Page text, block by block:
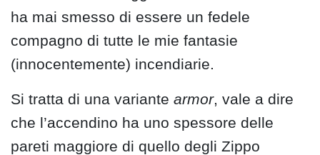
ha mai smesso di essere un fedele
compagno di tutte le mie fantasie
(innocentemente) incendiarie.
Si tratta di una variante armor, vale a dire
che l’accendino ha uno spessore delle
pareti maggiore di quello degli Zippo